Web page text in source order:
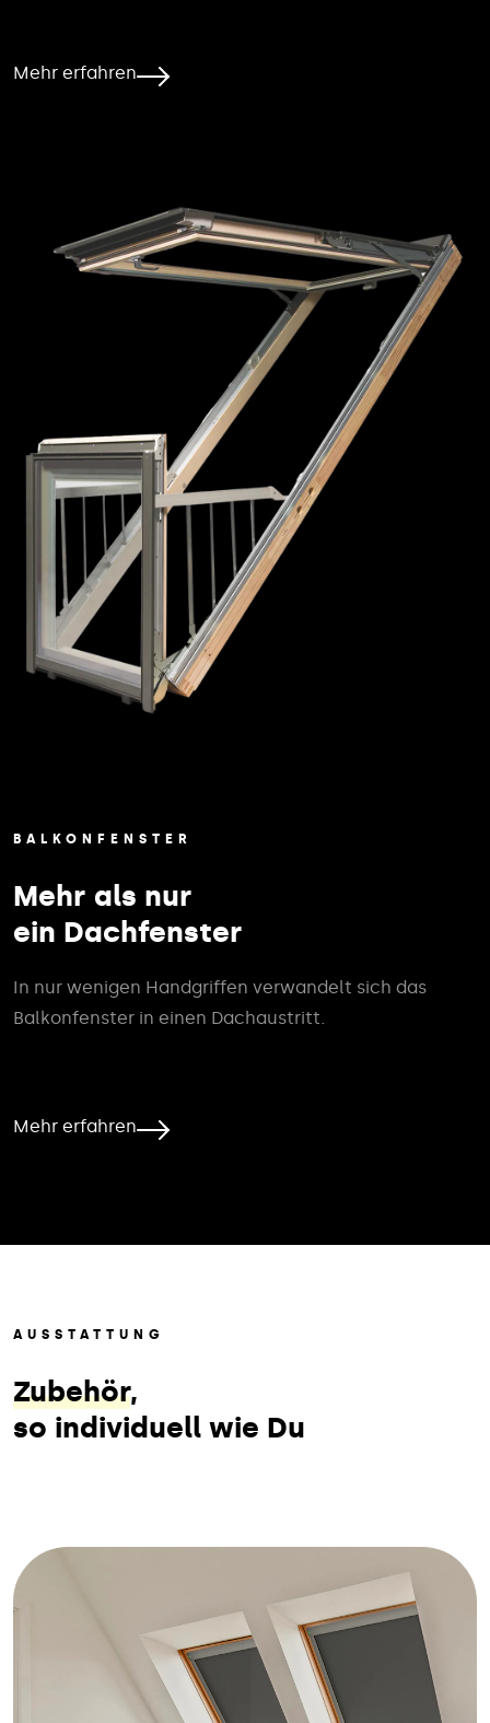
Mehr erfahren
BALKONFENSTER
Mehr als nur
ein Dachfenster
In nur wenigen Handgriffen verwandelt sich das
Balkonfenster in einen Dachaustritt.
Mehr erfahren
AUSSTATTUNG
Zubehör,
so individuell wie Du